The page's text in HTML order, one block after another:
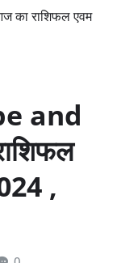
and
,